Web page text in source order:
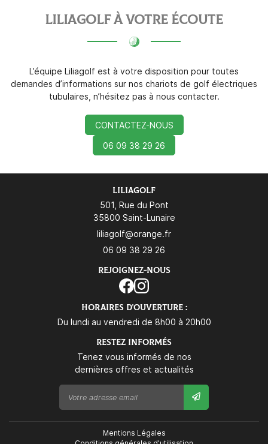
LILIAGOLF À VOTRE ÉCOUTE
L’équipe Liliagolf est à votre disposition pour toutes
demandes d’informations sur nos chariots de golf électriques
tubulaires, n’hésitez pas à nous contacter.
CONTACTEZ-NOUS
06 09 38 29 26
LILIAGOLF
501, Rue du Pont
35800 Saint-Lunaire
06 09 38 29 26
REJOIGNEZ-NOUS
HORAIRES D'OUVERTURE :
Du lundi au vendredi de 8h00 à 20h00
RESTEZ INFORMÉS
Tenez vous informés de nos
dernières offres et actualités
Mentions Légales